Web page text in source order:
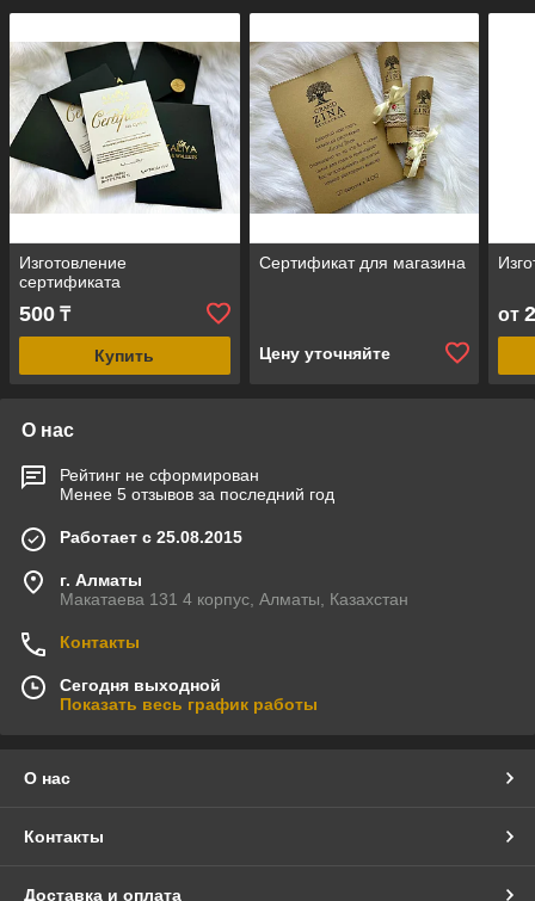
Изготовление
сертификата
500 ₸
Купить
Сертификат для магазина
Цену уточняйте
от
О нас
Рейтинг не сформирован
Менее 5 отзывов за последний год
Работает с 25.08.2015
г. Алматы
Макатаева 131 4 корпус, Алматы, Казахстан
Контакты
Сегодня выходной
Показать весь график работы
О нас
Контакты
Доставка и оплата